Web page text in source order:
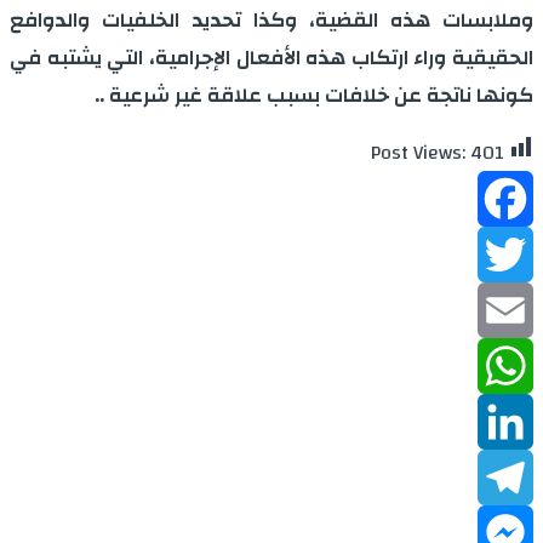
وملابسات هذه القضية، وكذا تحديد الخلفيات والدوافع
الحقيقية وراء ارتكاب هذه الأفعال الإجرامية، التي يشتبه في
كونها ناتجة عن خلافات بسبب علاقة غير شرعية ..
Post Views:401
Facebook
Twitter
Email
WhatsApp
LinkedIn
Telegram